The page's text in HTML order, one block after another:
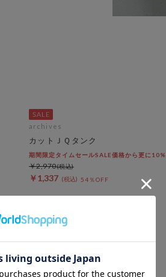
archives
カットＪＱタンク
期間限定タイムセールSALE価格から更に
￥1,337 54％OFF
￥2,970